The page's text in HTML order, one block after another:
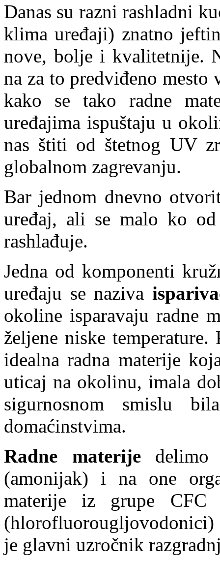
Danas su razni rashladni
klima uređaji) znatno
nove, bolje i kvalitetnije.
na za to predviđeno mesto
kako se tako radne
uređajima ispuštaju u
nas štiti od štetnog UV
globalnom zagrevanju.
Bar jednom dnevno
uređaj, ali se malo ko
rashlađuje.
Jedna od komponenti
uređaju se naziva
okoline isparavaju radne
željene niske
idealna radna materije
uticaj na okolinu, imala
sigurnosnom smislu
domaćinstvima.
Radne materijedelimo
(amonijak) i na one
materije iz grupe CFC
je glavni uzročnik